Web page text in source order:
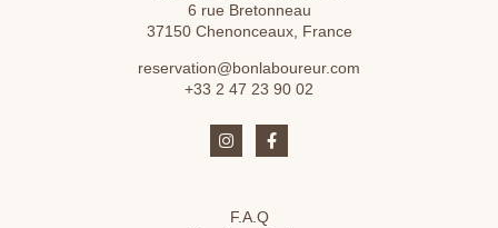
6 rue Bretonneau
37150 Chenonceaux, France
reservation@bonlaboureur.com
+33 2 47 23 90 02
F.A.Q